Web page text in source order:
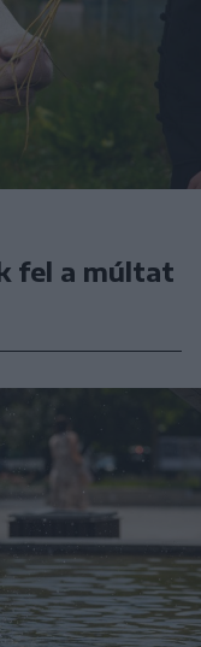
fel a múltat